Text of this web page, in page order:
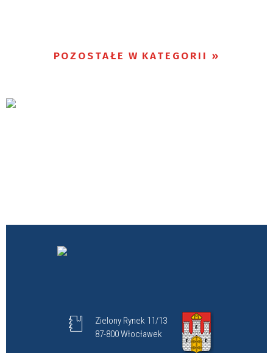
POZOSTAŁE W KATEGORII
Zielony Rynek 11/13
87-800 Włocławek